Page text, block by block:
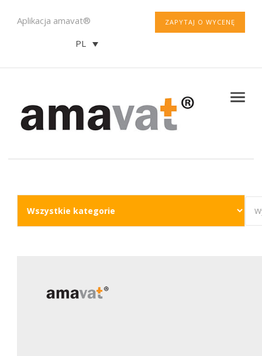
ZAPYTAJ O WYCENĘ
Aplikacja amavat®
PL